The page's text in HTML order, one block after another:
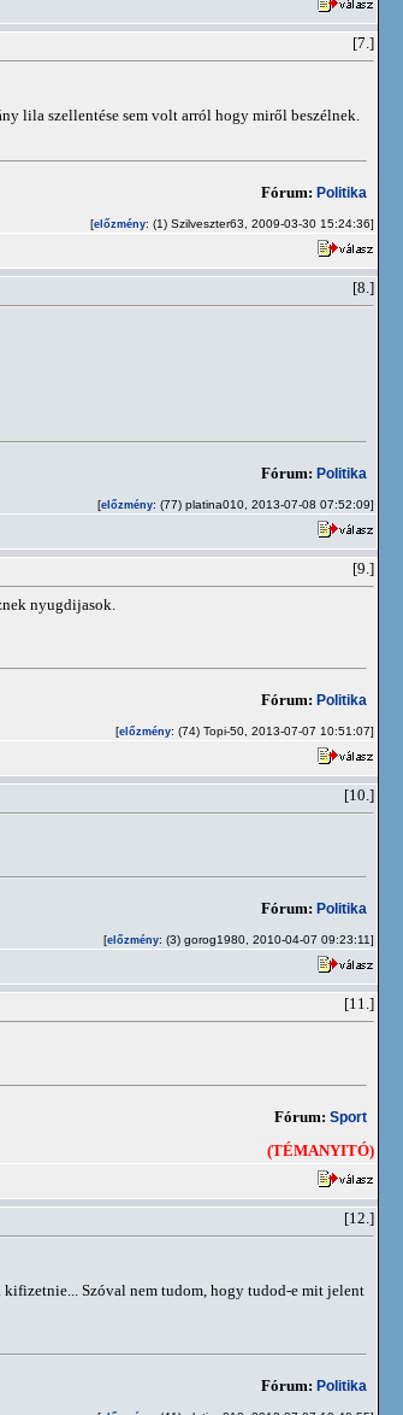
[7.]
lila szellentése sem volt arról hogy miről beszélnek.
Fórum: Politika
[előzmény: (1) Szilveszter63, 2009-03-30 15:24:36]
[8.]
Fórum: Politika
[előzmény: (77) platina010, 2013-07-08 07:52:09]
[9.]
nyugdijasok.
Fórum: Politika
[előzmény: (74) Topi-50, 2013-07-07 10:51:07]
[10.]
Fórum: Politika
[előzmény: (3) gorog1980, 2010-04-07 09:23:11]
[11.]
Fórum: Sport
(TÉMANYITÓ)
[12.]
Szóval nem tudom, hogy tudod-e mit jelent
Fórum: Politika